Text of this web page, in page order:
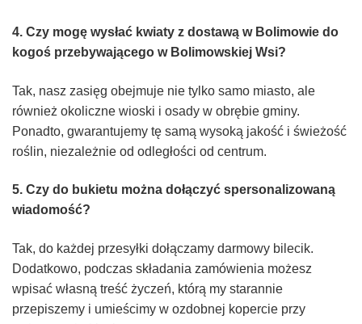
4. Czy mogę wysłać kwiaty z dostawą w Bolimowie do
kogoś przebywającego w Bolimowskiej Wsi?
Tak, nasz zasięg obejmuje nie tylko samo miasto, ale
również okoliczne wioski i osady w obrębie gminy.
Ponadto, gwarantujemy tę samą wysoką jakość i świeżość
roślin, niezależnie od odległości od centrum.
5. Czy do bukietu można dołączyć spersonalizowaną
wiadomość?
Tak, do każdej przesyłki dołączamy darmowy bilecik.
Dodatkowo, podczas składania zamówienia możesz
wpisać własną treść życzeń, którą my starannie
przepiszemy i umieścimy w ozdobnej kopercie przy